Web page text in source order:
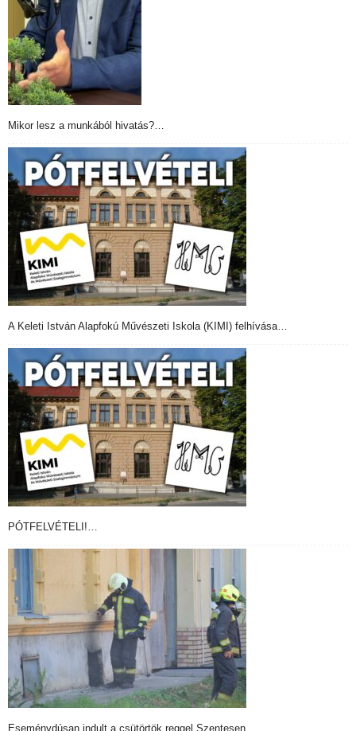
Mikor lesz a munkából hivatás?…
A Keleti István Alapfokú Művészeti Iskola (KIMI) felhívása…
PÓTFELVÉTELI!…
Eseménydúsan indult a csütörtök reggel Szentesen…